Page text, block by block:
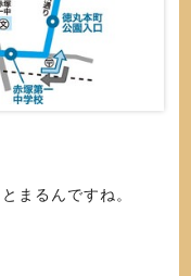
まるんですね。